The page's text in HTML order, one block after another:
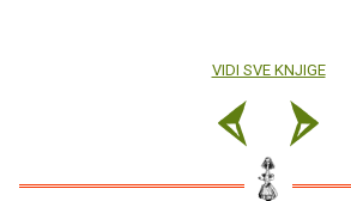
VIDI SVE KNJIGE